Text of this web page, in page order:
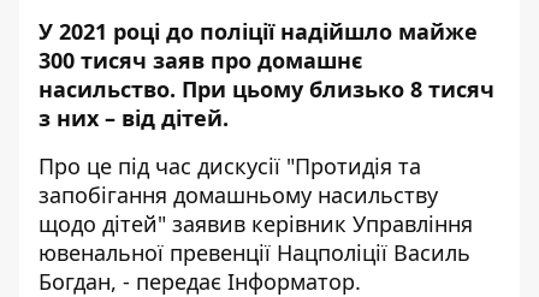
У 2021 році до поліції надійшло майже
300 тисяч заяв про домашнє
насильство. При цьому близько 8 тисяч
з них – від дітей.
Про це під час дискусії "Протидія та
запобігання домашньому насильству
щодо дітей" заявив керівник Управління
ювенальної превенції Нацполіції Василь
Богдан, - передає Інформатор.